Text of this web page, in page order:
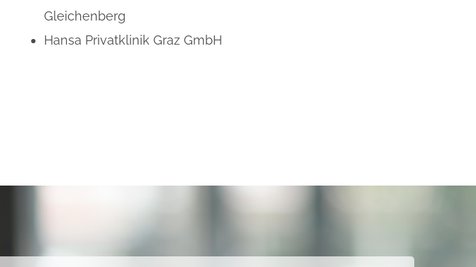
Gleichenberg
Hansa Privatklinik Graz GmbH